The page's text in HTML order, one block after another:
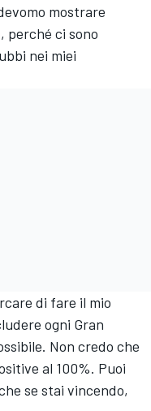
mostrare
perché ci sono
nei miei
di fare il mio
ogni Gran
Non credo che
al 100%. Puoi
se stai vincendo,